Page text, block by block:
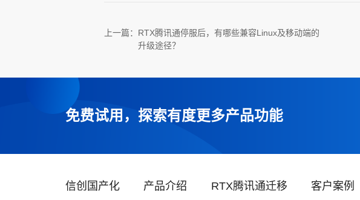
上一篇： RTX腾讯通停服后，有哪些兼容Linux及移动端的
升级途径？
免费试用，探索有度更多产品功能
信创国产化 产品介绍 RTX腾讯通迁移 客户案例